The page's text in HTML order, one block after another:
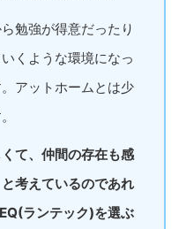
勉強が得意だったり
くような環境になっ
アットホームとは少
て、仲間の存在も感
考えているのであれ
ランテック)を選ぶ